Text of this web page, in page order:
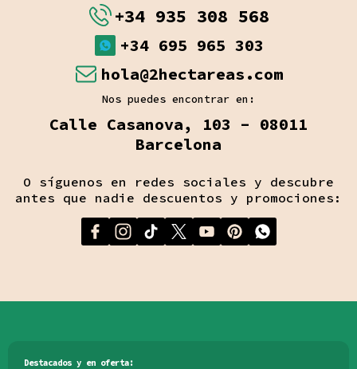
+34 935 308 568
+34 695 965 303
hola@2hectareas.com
Nos puedes encontrar en:
Calle Casanova, 103 - 08011
Barcelona
O síguenos en redes sociales y descubre
antes que nadie descuentos y promociones:
Destacados y en oferta: